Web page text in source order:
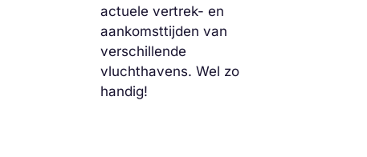
actuele vertrek- en
aankomsttijden van
verschillende
vluchthavens. Wel zo
handig!